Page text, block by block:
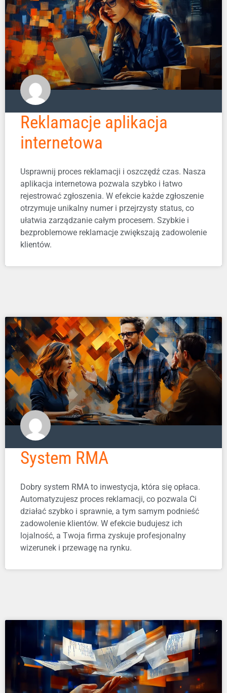
Reklamacje aplikacja
internetowa
Usprawnij proces reklamacji i oszczędź czas. Nasza
aplikacja internetowa pozwala szybko i łatwo
rejestrować zgłoszenia. W efekcie każde zgłoszenie
otrzymuje unikalny numer i przejrzysty status, co
ułatwia zarządzanie całym procesem. Szybkie i
bezproblemowe reklamacje zwiększają zadowolenie
klientów.
System RMA
Dobry system RMA to inwestycja, która się opłaca.
Automatyzujesz proces reklamacji, co pozwala Ci
działać szybko i sprawnie, a tym samym podnieść
zadowolenie klientów. W efekcie budujesz ich
lojalność, a Twoja firma zyskuje profesjonalny
wizerunek i przewagę na rynku.